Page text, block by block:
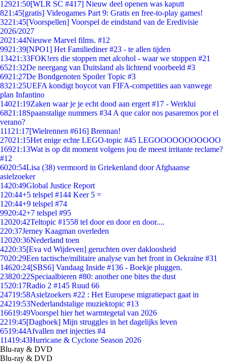
12921:50[WLR SC #417] Nieuw deel openen was kaputt
821:45[gratis] Videogames Part 9: Gratis en free-to-play games!
3221:45[Voorspellen] Voorspel de eindstand van de Eredivisie
2026/2027
2021:44Nieuwe Marvel films. #12
9921:39[NPO1] Het Familiediner #23 - te allen tijden
13421:33FOK!ers die stoppen met alcohol - waar we stoppen #21
6521:32De neergang van Duitsland als lichtend voorbeeld #3
6921:27De Bondgenoten Spoiler Topic #3
8321:25UEFA kondigt boycot van FIFA-competities aan vanwege
plan Infantino
14021:19Zaken waar je je echt dood aan ergert #17 - Werklui
6821:18Spaanstalige nummers #34 A que calor nos pasaremos por el
verano?
111 21:17[Wielrennen #616] Brennan!
27021:15Het enige echte LEGO-topic #45 LEGOOOOOOOOOOO
16921:13Wat is op dit moment volgens jou de meest irritante reclame?
#12
6020:54Lisa (38) vermoord in Griekenland door Afghaanse
asielzoeker
1420:49Global Justice Report
1 20:44+5 telspel #144 Keer 5 =
1 20:44+9 telspel #74
9920:42+7 telspel #95
12020:42Teltopic #1558 tel door en door en door....
220:37Jerney Kaagman overleden
12020:36Nederland toen
4220:35[Eva vd Wijdeven] geruchten over dakloosheid
7020:29Een tactische/militaire analyse van het front in Oekraïne #31
14620:24[SBS6] Vandaag Inside #136 - Boekje pluggen.
23820:22Speciaalbieren #80: another one bites the dust
1520:17Radio 2 #145 Ruud 66
24719:58Asielzoekers #22 : Het Europese migratiepact gaat in
24219:53Nederlandstalige muziektopic #13
16619:49Voorspel hier het warmtegetal van 2026
2219:45[Dagboek] Mijn struggles in het dagelijks leven
6519:44Afvallen met injecties #4
11419:43Hurricane & Cyclone Season 2026
Blu-ray & DVD
Blu-ray & DVD